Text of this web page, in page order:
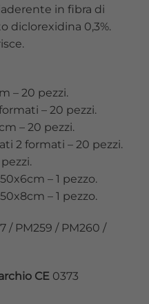
in fibra di
diclorexidina 0,3%.
– 20 pezzi.
– 20 pezzi.
– 20 pezzi.
2 formati – 20 pezzi.
– 1 pezzo.
– 1 pezzo.
/ PM259 / PM260 /
CE 0373